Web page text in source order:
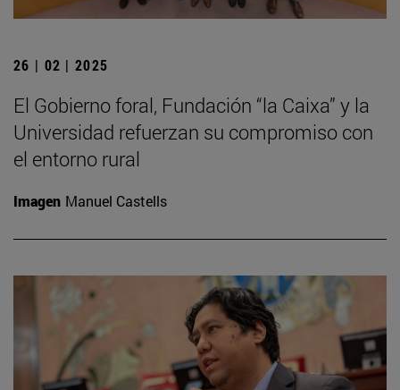
26 | 02 | 2025
El Gobierno foral, Fundación “la Caixa” y la
Universidad refuerzan su compromiso con
el entorno rural
Imagen Manuel Castells